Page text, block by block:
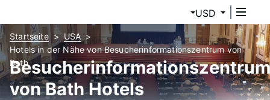
USD
Startseite
USA
Hotels in der Nähe von Besucherinformationszentrum von
Bath
Besucherinformationszentrum
von Bath Hotels